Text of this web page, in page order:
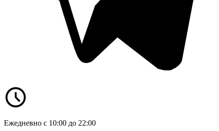
Ежедневно с 10:00 до 22:00